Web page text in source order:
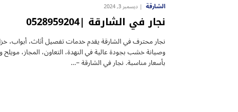
الشارقة ديسمبر 3, 2024
نجار في الشارقة |0528959204
نجار محترف في الشارقة يقدم خدمات تفصيل أثاث، أبواب،
وصيانة خشب بجودة عالية في النهدة، التعاون، المجاز، مويلح
بأسعار مناسبة. نجار في الشارقة –…